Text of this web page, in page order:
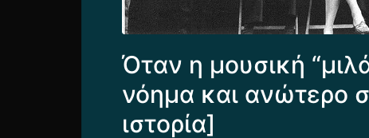
Όταν η μουσική
νόημα και ανώτερο
ιστορία]